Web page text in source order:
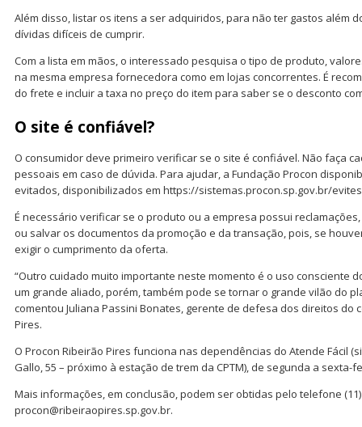
Além disso, listar os itens a ser adquiridos, para não ter gastos além
dívidas difíceis de cumprir.
Com a lista em mãos, o interessado pesquisa o tipo de produto,
na mesma empresa fornecedora como em lojas concorrentes. É
do frete e incluir a taxa no preço do item para saber se o desconto
O site é confiável?
O consumidor deve primeiro verificar se o site é confiável. Não faça
pessoais em caso de dúvida. Para ajudar, a Fundação Procon
evitados, disponibilizados em https://sistemas.procon.sp.gov.br/
É necessário verificar se o produto ou a empresa possui
ou salvar os documentos da promoção e da transação, pois, se
exigir o cumprimento da oferta.
“Outro cuidado muito importante neste momento é o uso consciente
um grande aliado, porém, também pode se tornar o grande vilão do
comentou Juliana Passini Bonates, gerente de defesa dos direitos do
Pires.
O Procon Ribeirão Pires funciona nas dependências do Atende Fácil
Gallo, 55 – próximo à estação de trem da CPTM), de segunda a sexta-
Mais informações, em conclusão, podem ser obtidas pelo telefone
procon@ribeiraopires.sp.gov.br.